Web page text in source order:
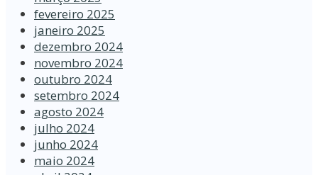
fevereiro 2025
janeiro 2025
dezembro 2024
novembro 2024
outubro 2024
setembro 2024
agosto 2024
julho 2024
junho 2024
maio 2024